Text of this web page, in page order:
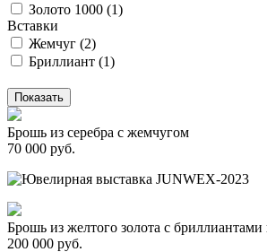
Золото 1000 (1)
Вставки
Жемчуг (2)
Бриллиант (1)
Брошь из серебра с жемчугом
70 000 руб.
Брошь из желтого золота с
200 000 руб.